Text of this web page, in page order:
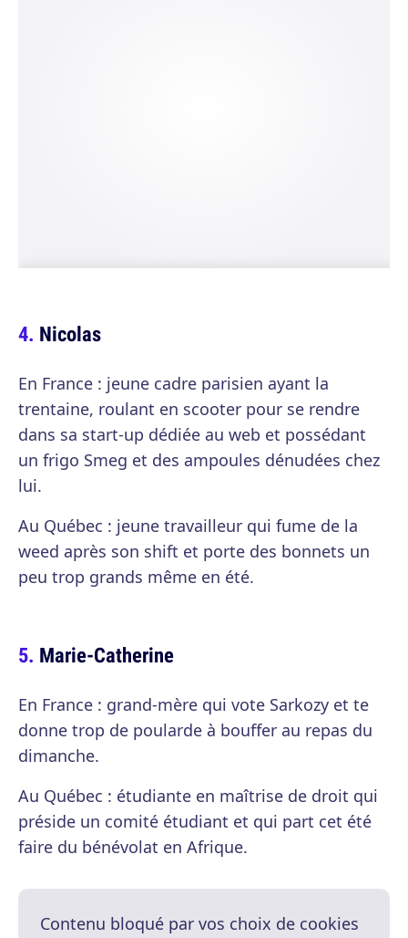
Nicolas
En France : jeune cadre parisien ayant la
trentaine, roulant en scooter pour se rendre
dans sa start-up dédiée au web et possédant
un frigo Smeg et des ampoules dénudées chez
lui.
Au Québec : jeune travailleur qui fume de la
weed après son shift et porte des bonnets un
peu trop grands même en été.
Marie-Catherine
En France : grand-mère qui vote Sarkozy et te
donne trop de poularde à bouffer au repas du
dimanche.
Au Québec : étudiante en maîtrise de droit qui
préside un comité étudiant et qui part cet été
faire du bénévolat en Afrique.
Contenu bloqué par vos choix de cookies